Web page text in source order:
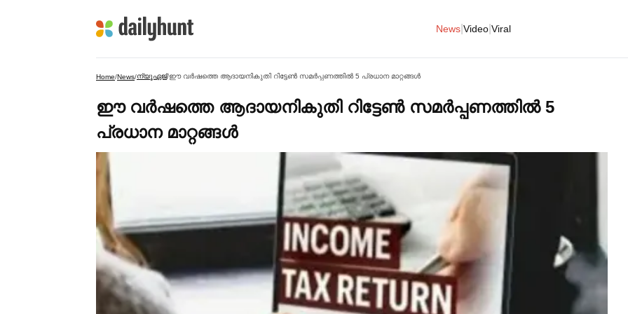
News Video Viral
Home/News/ന്യൂഏജ്/ഈ വര്‍ഷത്തെ ആദായനികുതി റിട്ടേണ്‍ സമര്‍പ്പണത്തില്‍ 5 പ്രധാന മാറ്റങ്ങള്‍
ഈ വര്‍ഷത്തെ ആദായനികുതി റിട്ടേണ്‍ സമര്‍പ്പണത്തില്‍ 5
പ്രധാന മാറ്റങ്ങള്‍